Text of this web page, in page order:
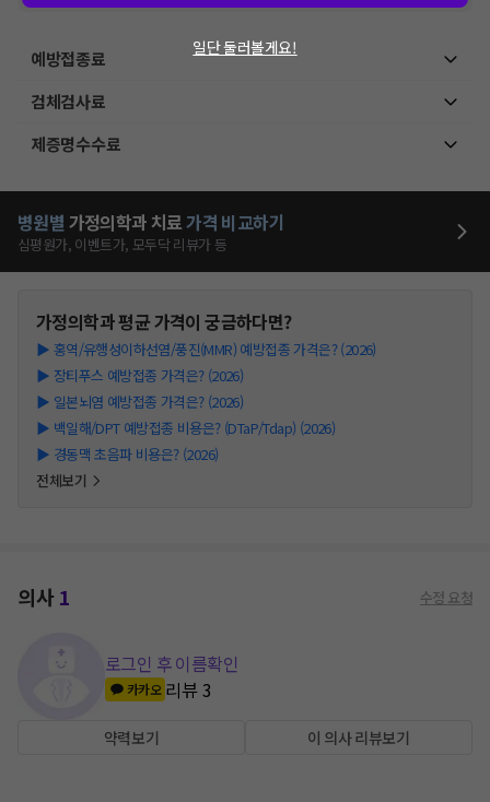
예방접종료
검체검사료
제증명수수료
병원별 가정의학과 치료가격 비교하기
심평원가, 이벤트가, 모두닥 리뷰가 등
가정의학과평균 가격이 궁금하다면?
▶ 홍역/유행성이하선염/풍진(MMR) 예방접종 가격은? (2026)
▶ 장티푸스 예방접종 가격은? (2026)
▶ 일본뇌염 예방접종 가격은? (2026)
▶ 백일해/DPT 예방접종 비용은? (DTaP/Tdap) (2026)
▶ 경동맥 초음파 비용은? (2026)
전체보기
의사1 수정 요청
로그인 후 이름확인
카카오 리뷰3
약력보기 이 의사 리뷰보기
일단 둘러볼게요!